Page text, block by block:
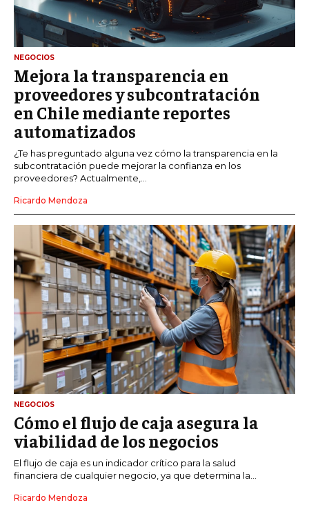
NEGOCIOS
Mejora la transparencia en
proveedores y subcontratación
en Chile mediante reportes
automatizados
¿Te has preguntado alguna vez cómo la transparencia en la
subcontratación puede mejorar la confianza en los
proveedores? Actualmente,...
Ricardo Mendoza
NEGOCIOS
Cómo el flujo de caja asegura la
viabilidad de los negocios
El flujo de caja es un indicador crítico para la salud
financiera de cualquier negocio, ya que determina la...
Ricardo Mendoza